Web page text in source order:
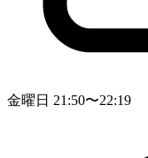
金曜日 21:50〜22:19